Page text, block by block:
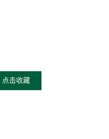
点击收藏